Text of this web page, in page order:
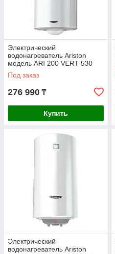
Электрический
водонагреватель Ariston
модель ARI 200 VERT 530
Под заказ
276 990 ₸
Купить
Электрический
водонагреватель Ariston